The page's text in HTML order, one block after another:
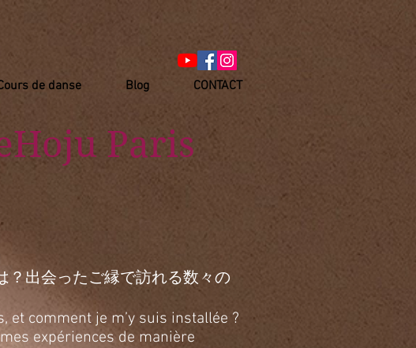
de danse Blog CONTACT
Paris
？出会ったご縁で訪れる数々の
et comment je m’y suis installée ?
expériences de manière